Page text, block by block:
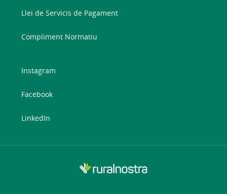
Llei de Servicis de Pagament
Compliment Normatiu
Instagram
Facebook
LinkedIn